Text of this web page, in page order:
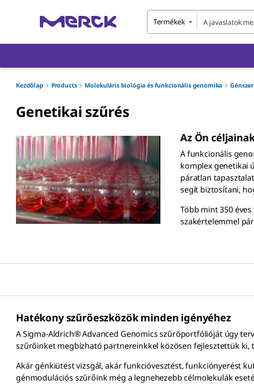
Termékek
Kezdőlap Products Molekuláris biológia és funkcionális genomika
Genetikai szűrés
Az Ön
A funkcionális
komplex genetikai
páratlan
segít biztosítani,
Több mint 350
szakértelemmel
Hatékony szűrőeszközök minden igényéhez
A Sigma-Aldrich® Advanced Genomics szűrőportfólióját úgy
szűrőinket megbízható partnereinkkel közösen fejlesztettük ki,
Akár génkiütést vizsgál, akár funkcióvesztést, funkciónyerést
génmodulációs szűrőink még a legnehezebb célmolekulák